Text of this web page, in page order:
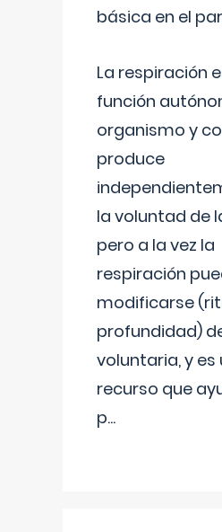
básica en el
La respiración
función
organismo y
produce
la voluntad de
pero a la vez la
respiración
modificarse
profundidad)
voluntaria, y es
recurso que
p...